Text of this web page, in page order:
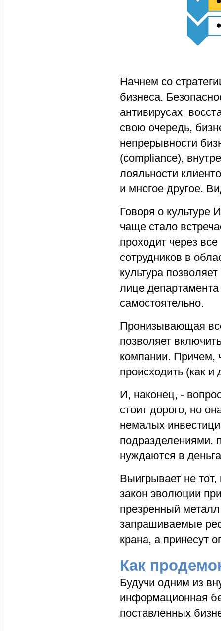
Начнем со
бизнеса.
антивирусах,
свою очередь,
непрерывности
(compliance),
лояльности
и многое другое.
Говоря о культуре
чаще стало
проходит через
сотрудников в
культура
лице
самостоятельно.
Пронизывающая
позволяет
компании. Причем,
происходить (как
И, наконец, -
стоит дорого, но
немалых
подразделениями,
нуждаются в
Выигрывает не тот,
закон эволюции
презренный
запрашиваемые
крана, а принесут
Как
Будучи одним из
информационная
поставленных